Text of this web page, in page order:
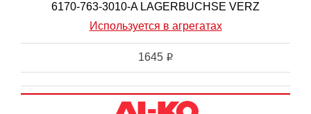
6170-763-3010-A LAGERBUCHSE VERZ
Используется в агрегатах
1645 i